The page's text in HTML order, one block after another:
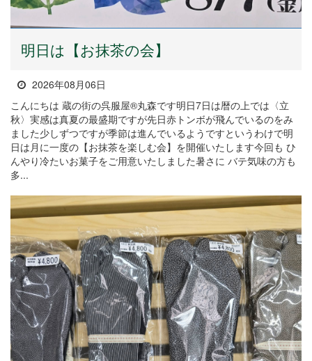
明日は【お抹茶の会】
2026年08月06日
こんにちは 蔵の街の呉服屋®丸森です明日7日は暦の上では〈立
秋〉実感は真夏の最盛期ですが先日赤トンボが飛んでいるのをみ
ました少しずつですが季節は進んでいるようですというわけで明
日は月に一度の【お抹茶を楽しむ会】を開催いたします今回も ひ
んやり冷たいお菓子をご用意いたしました暑さに バテ気味の方も
多...